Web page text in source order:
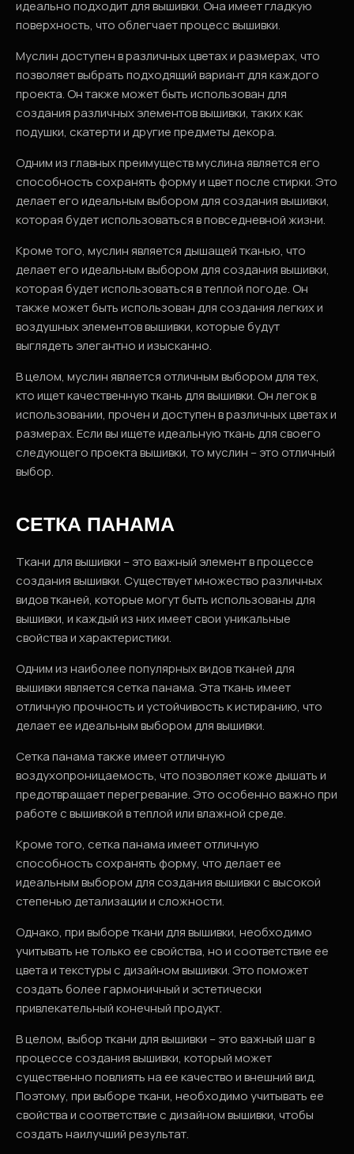
идеально подходит для вышивки. Она имеет гладкую
поверхность, что облегчает процесс вышивки.
Муслин доступен в различных цветах и размерах, что
позволяет выбрать подходящий вариант для каждого
проекта. Он также может быть использован для
создания различных элементов вышивки, таких как
подушки, скатерти и другие предметы декора.
Одним из главных преимуществ муслина является его
способность сохранять форму и цвет после стирки. Это
делает его идеальным выбором для создания вышивки,
которая будет использоваться в повседневной жизни.
Кроме того, муслин является дышащей тканью, что
делает его идеальным выбором для создания вышивки,
которая будет использоваться в теплой погоде. Он
также может быть использован для создания легких и
воздушных элементов вышивки, которые будут
выглядеть элегантно и изысканно.
В целом, муслин является отличным выбором для тех,
кто ищет качественную ткань для вышивки. Он легок в
использовании, прочен и доступен в различных цветах и
размерах. Если вы ищете идеальную ткань для своего
следующего проекта вышивки, то муслин – это отличный
выбор.
СЕТКА ПАНАМА
Ткани для вышивки – это важный элемент в процессе
создания вышивки. Существует множество различных
видов тканей, которые могут быть использованы для
вышивки, и каждый из них имеет свои уникальные
свойства и характеристики.
Одним из наиболее популярных видов тканей для
вышивки является сетка панама. Эта ткань имеет
отличную прочность и устойчивость к истиранию, что
делает ее идеальным выбором для вышивки.
Сетка панама также имеет отличную
воздухопроницаемость, что позволяет коже дышать и
предотвращает перегревание. Это особенно важно при
работе с вышивкой в теплой или влажной среде.
Кроме того, сетка панама имеет отличную
способность сохранять форму, что делает ее
идеальным выбором для создания вышивки с высокой
степенью детализации и сложности.
Однако, при выборе ткани для вышивки, необходимо
учитывать не только ее свойства, но и соответствие ее
цвета и текстуры с дизайном вышивки. Это поможет
создать более гармоничный и эстетически
привлекательный конечный продукт.
В целом, выбор ткани для вышивки – это важный шаг в
процессе создания вышивки, который может
существенно повлиять на ее качество и внешний вид.
Поэтому, при выборе ткани, необходимо учитывать ее
свойства и соответствие с дизайном вышивки, чтобы
создать наилучший результат.